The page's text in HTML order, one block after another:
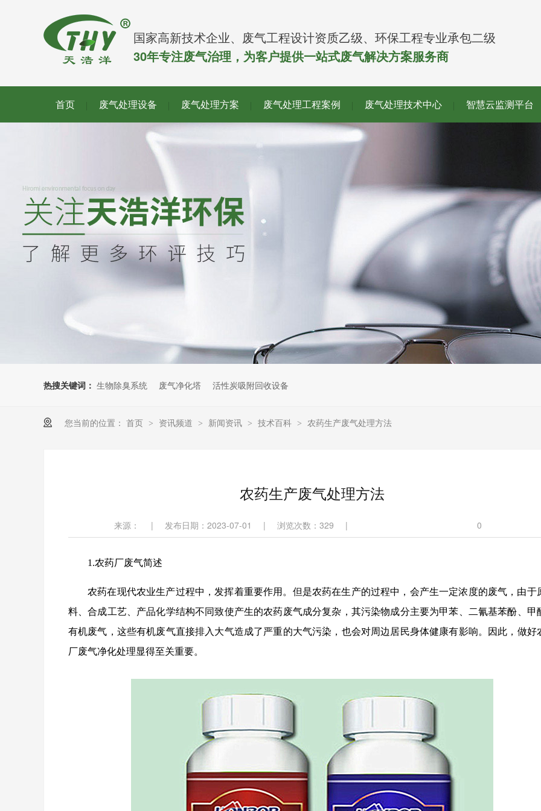
国家高新技术企业、废气工程设计资质乙级、环保工程专业承包二级
30年专注废气治理，为客户提供一站式废气解决方案服务商
首页 废气处理设备 废气处理方案 废气处理工程案例 废气处理技术中心 智慧云监测平台
热搜关键词： 生物除臭系统 废气净化塔 活性炭吸附回收设备
您当前的位置： 首页 > 资讯频道 > 新闻资讯 > 技术百科 > 农药生产废气处理方法
农药生产废气处理方法
来源： | 发布日期：2023-07-01 | 浏览次数： 329 | 0
1.农药厂废气简述
农药在现代农业生产过程中，发挥着重要作用。但是农药在生产的过程中，会产生一定浓度的废气，由于
料、合成工艺、产品化学结构不同致使产生的农药废气成分复杂，其污染物成分主要为甲苯、二氰基苯酚、甲
有机废气，这些有机废气直接排入大气造成了严重的大气污染，也会对周边居民身体健康有影响。因此，做好
厂废气净化处理显得至关重要。